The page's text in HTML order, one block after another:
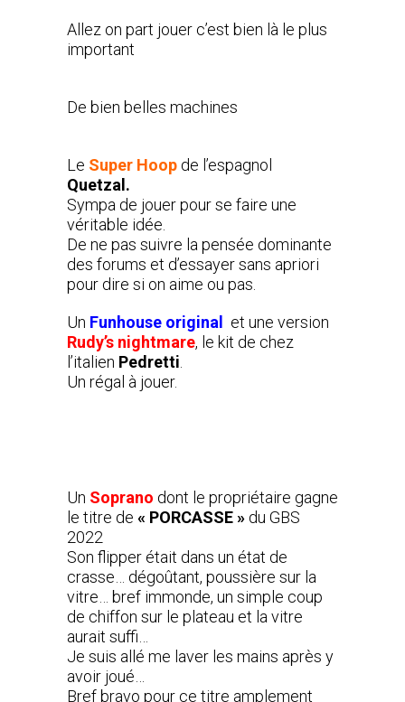
Allez on part jouer c’est bien là le plus
important
De bien belles machines
Le Super Hoop de l’espagnol
Quetzal.
Sympa de jouer pour se faire une
véritable idée.
De ne pas suivre la pensée dominante
des forums et d’essayer sans apriori
pour dire si on aime ou pas.
Un Funhouse original
et une version
Rudy’s nightmare, le kit de chez
l’italien Pedretti
Un régal à jouer.
Un Soprano dont le propriétaire gagne
le titre de « PORCASSE » du GBS
2022
Son flipper était dans un état de
crasse… dégoûtant, poussière sur la
vitre… bref immonde, un simple coup
de chiffon sur le plateau et la vitre
aurait suffi…
Je suis allé me laver les mains après y
avoir joué…
Bref bravo pour ce titre amplement